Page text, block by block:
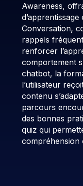
Awareness,
Conversation,
rappels
renforcer
comportement
chatbot, la
l’utilisateur
contenu
parcours
des bonnes
quiz qui
compréhension